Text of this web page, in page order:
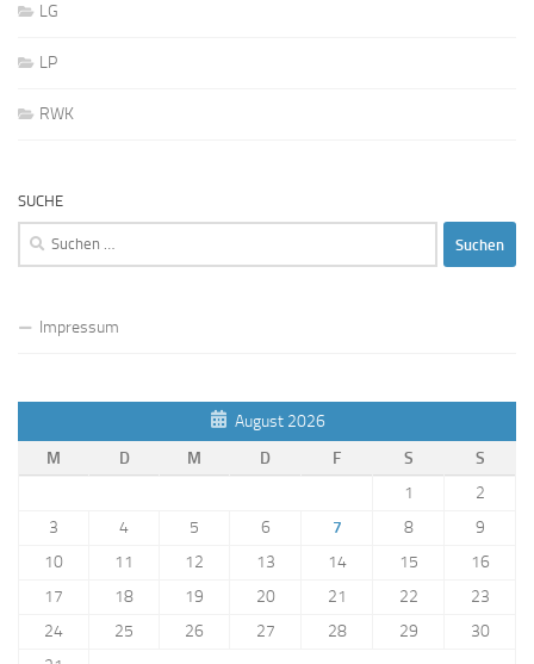
LG
LP
RWK
SUCHE
Suchen
nach:
Impressum
August 2026
M
D M D F S
S
1
2
3
4 5 6 7 8
9
10
11 12 13 14 15
16
17
18 19 20 21 22
23
24
25 26 27 28 29
30